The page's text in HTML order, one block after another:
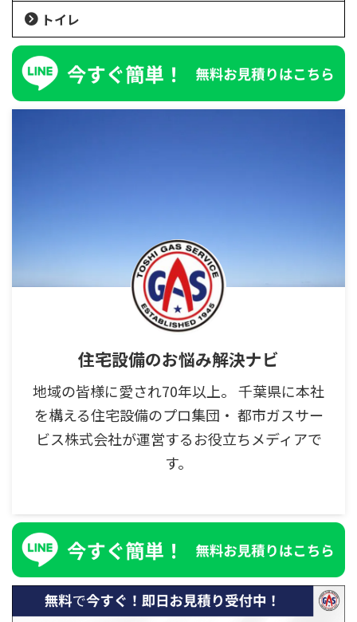
トイレ
住宅設備のお悩み解決ナビ
地域の皆様に愛され70年以上。 千葉県に本社
を構える住宅設備のプロ集団・ 都市ガスサー
ビス株式会社が運営するお役立ちメディアで
す。